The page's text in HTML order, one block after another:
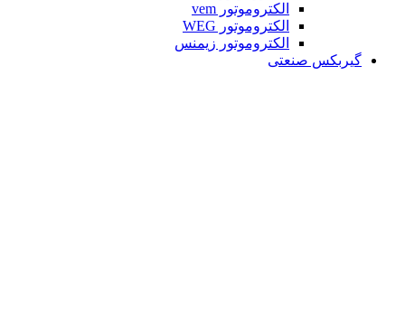
الکتروموتور vem
الکتروموتور WEG
الکتروموتور زیمنس
گیربکس صنعتی